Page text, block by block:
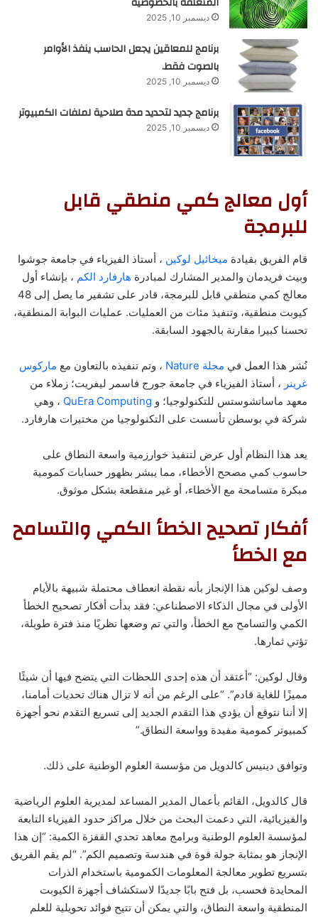
ديسمبر 10, 2025
برنامج للمعاقين يجعل الحاسب ينفذ الأوامر
بالصوت فقط.
ديسمبر 10, 2025
برنامج جديد لتحديد مدة صلاحية لملفات الكمبيوتر
ديسمبر 10, 2025
أول معالج كمي منطقي قابل
للبرمجة
قام الفريق بقيادة ميخائيل لوكين ، أستاذ الفيزياء في جامعة جوشوا
وبيث فريدمان والمدير المشارك لمبادرة هارفارد الكم ، بإنشاء أول
معالج كمي منطقي قابل للبرمجة، قادر على تشفير ما يصل إلى 48
كيوبت منطقية، وتنفيذ مئات من العمليات. عمليات البوابة المنطقية،
تحسنا كبيرا مقارنة بالجهود السابقة.
نُشر هذا العمل في مجلة Nature ، وتم تنفيذه بالتعاون مع ماركوس
غرينر ، أستاذ الفيزياء في جامعة جورج فاسمر ليفريت؛ زملاء من
معهد ماساتشوستس للتكنولوجيا؛ و QuEra Computing ، وهي
شركة في بوسطن تأسست على التكنولوجيا من مختبرات هارفارد.
يعد هذا النظام أول عرض لتنفيذ خوارزمية واسعة النطاق على
حاسوب كمي مصحح الأخطاء، مما يبشر بظهور حسابات كمومية
مبكرة متسامحة مع الأخطاء، أو غير منقطعة بشكل موثوق.
أفكار تصحيح الخطأ الكمي والتسامح
مع الخطأ
وصف لوكين هذا الإنجاز بأنه نقطة انعطاف محتملة شبيهة بالأيام
الأولى في مجال الذكاء الاصطناعي: فقد بدأت أفكار تصحيح الخطأ
الكمي والتسامح مع الخطأ، والتي تم وضعها نظريًا منذ فترة طويلة،
تؤتي ثمارها.
وقال لوكين: “أعتقد أن هذه إحدى اللحظات التي يتضح فيها أن شيئًا
مميزًا للغاية قادم”. “على الرغم من أنه لا تزال هناك تحديات أمامنا،
إلا أننا نتوقع أن يؤدي هذا التقدم الجديد إلى تسريع التقدم نحو أجهزة
كمبيوتر كمومية مفيدة وواسعة النطاق.”
وتوافق دينيس كالدويل من مؤسسة العلوم الوطنية على ذلك.
قال كالدويل، القائم بأعمال المدير المساعد لمديرية العلوم الرياضية
والفيزيائية، التي دعمت البحث من خلال مراكز حدود الفيزياء التابعة
لمؤسسة العلوم الوطنية وبرامج معاهد تحدي القفزة الكمية: “إن هذا
الإنجاز هو بمثابة جولة قوة في هندسة وتصميم الكم”. “لم يقم الفريق
بتسريع تطوير معالجة المعلومات الكمومية باستخدام الذرات
المحايدة فحسب، بل فتح بابًا جديدًا لاستكشاف أجهزة الكيوبت
المنطقية واسعة النطاق، والتي يمكن أن تتيح فوائد تحويلية للعلم